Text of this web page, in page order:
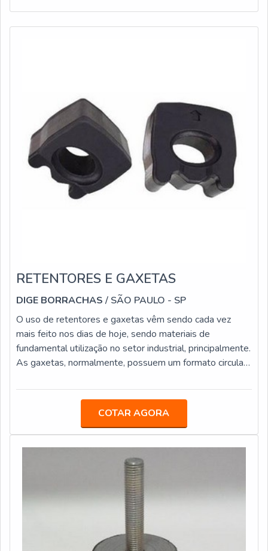
RETENTORES E GAXETAS
DIGE BORRACHAS / SÃO PAULO - SP
O uso de retentores e gaxetas vêm sendo cada vez
mais feito nos dias de hoje, sendo materiais de
fundamental utilização no setor industrial, principalmente.
As gaxetas, normalmente, possuem um formato circular,
peça no equipamento ou máquina, servindo também para
disso, esses produtos também podem ser utilizados
para evitar qualquer tipo de atrito no momento de sua
utilização, promovendo uma m
COTAR AGORA